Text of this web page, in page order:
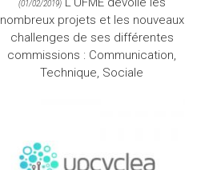
(01/02/2019)
nombreux projets et les nouveaux
challenges de ses différentes
commissions : Communication,
Technique, Sociale